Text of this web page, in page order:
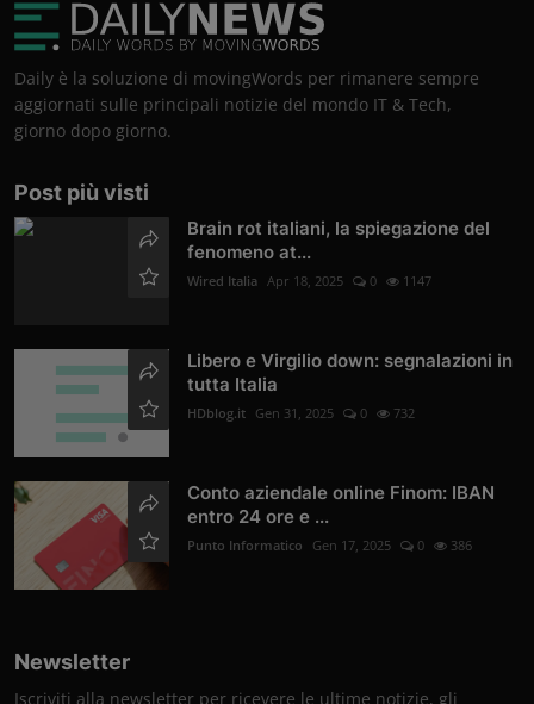
Daily è la soluzione di movingWords per rimanere sempre
aggiornati sulle principali notizie del mondo IT & Tech,
giorno dopo giorno.
Post più visti
Brain rot italiani, la spiegazione del
fenomeno at...
Wired Italia Apr 18, 2025 0 1147
Libero e Virgilio down: segnalazioni in
tutta Italia
HDblog.it Gen 31, 2025 0 732
Conto aziendale online Finom: IBAN
entro 24 ore e ...
Punto Informatico Gen 17, 2025 0 386
Newsletter
Iscriviti alla newsletter per ricevere le ultime notizie, gli